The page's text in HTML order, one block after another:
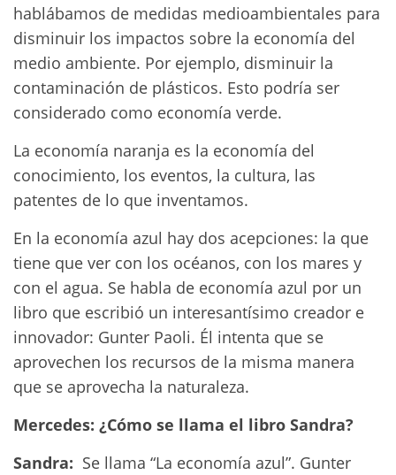
hablábamos de medidas medioambientales para
disminuir los impactos sobre la economía del
medio ambiente. Por ejemplo, disminuir la
contaminación de plásticos. Esto podría ser
considerado como economía verde.
La economía naranja es la economía del
conocimiento, los eventos, la cultura, las
patentes de lo que inventamos.
En la economía azul hay dos acepciones: la que
tiene que ver con los océanos, con los mares y
con el agua. Se habla de economía azul por un
libro que escribió un interesantísimo creador e
innovador: Gunter Paoli. Él intenta que se
aprovechen los recursos de la misma manera
que se aprovecha la naturaleza.
Mercedes: ¿Cómo se llama el libro Sandra?
Sandra: Se llama “La economía azul”. Gunter